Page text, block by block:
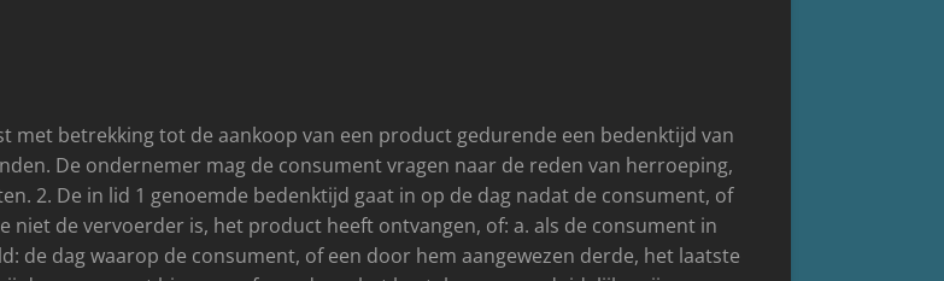
met betrekking tot de aankoop van een product gedurende een bedenktijd van
De ondernemer mag de consument vragen naar de reden van herroeping,
2. De in lid 1 genoemde bedenktijd gaat in op de dag nadat de consument, of
niet de vervoerder is, het product heeft ontvangen, of: a. als de consument in
de dag waarop de consument, of een door hem aangewezen derde, het laatste